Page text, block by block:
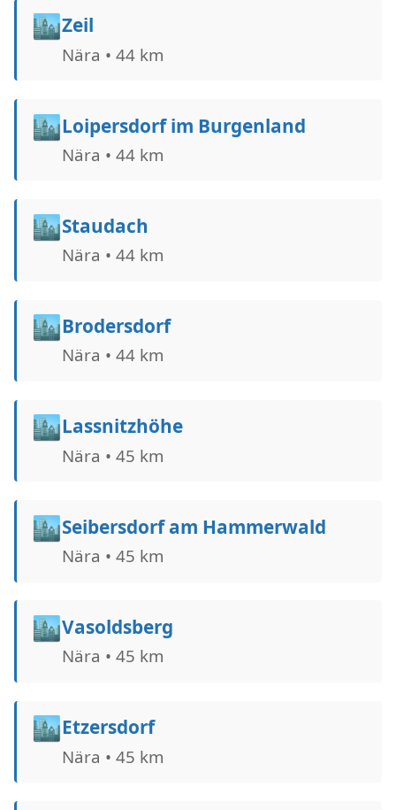
🏙️Zeil
Nära • 44 km
🏙️Loipersdorf im Burgenland
Nära • 44 km
🏙️Staudach
Nära • 44 km
🏙️Brodersdorf
Nära • 44 km
🏙️Lassnitzhöhe
Nära • 45 km
🏙️Seibersdorf am Hammerwald
Nära • 45 km
🏙️Vasoldsberg
Nära • 45 km
🏙️Etzersdorf
Nära • 45 km